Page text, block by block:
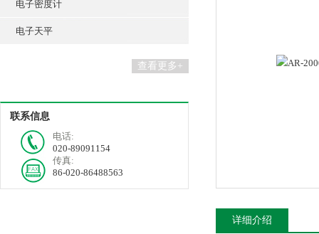
电子密度计
电子天平
查看更多+
联系信息
电话:
020-89091154
传真:
86-020-86488563
详细介绍